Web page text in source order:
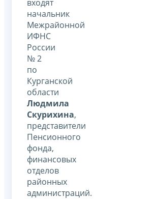
входят
начальник
Межрайонной
ИФНС
России
№ 2
по
Курганской
области
Людмила
Скурихина,
представители
Пенсионного
фонда,
финансовых
отделов
районных
администраций.